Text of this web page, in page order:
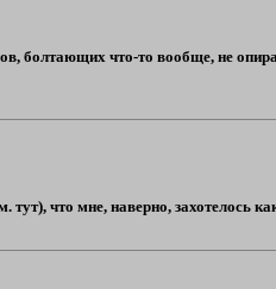
болтающих что-то вообще, не
что мне, наверно, захотелось